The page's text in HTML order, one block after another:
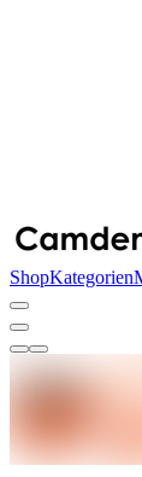
ShopKategorien